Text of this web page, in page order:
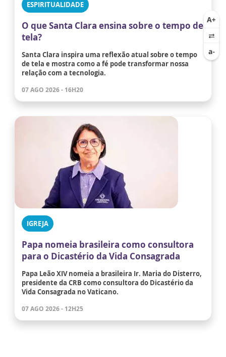
ESPIRITUALIDADE
O que Santa Clara ensina sobre o tempo de
tela?
Santa Clara inspira uma reflexão atual sobre o tempo
de tela e mostra como a fé pode transformar nossa
relação com a tecnologia.
07 AGO 2026 - 16H20
IGREJA
Papa nomeia brasileira como consultora
para o Dicastério da Vida Consagrada
Papa Leão XIV nomeia a brasileira Ir. Maria do Disterro,
presidente da CRB como consultora do Dicastério da
Vida Consagrada no Vaticano.
07 AGO 2026 - 12H25